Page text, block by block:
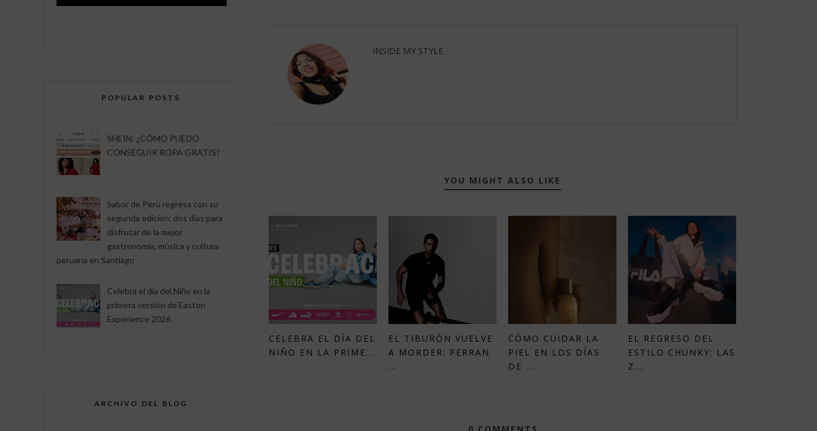
INSIDE MY STYLE
YOU MIGHT ALSO LIKE
CELEBRA EL DÍA DEL
NIÑO EN LA PRIME...
EL TIBURÓN VUELVE
A MORDER: FERRAN
...
CÓMO CUIDAR LA
PIEL EN LOS DÍAS
DE ...
EL REGRESO DEL
ESTILO CHUNKY: LAS
Z...
POPULAR POSTS
SHEIN: ¿CÓMO PUEDO
CONSEGUIR ROPA GRATIS?
Sabor de Perú regresa con su
segunda edición: dos días para
disfrutar de la mejor
gastronomía, música y cultura
peruana en Santiago
Celebra el día del Niño en la
primera versión de Easton
Experience 2026
ARCHIVO DEL BLOG